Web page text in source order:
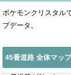
ポケモンクリスタル
プデータ。
45番道路 全体マップ